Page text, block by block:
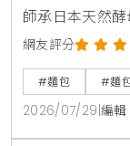
師承日本天然
然酵母與18小
健康吐司、
種麵包。即日
包預購8折優惠
網友評分
#麵包 #麵
2026/07/29 編